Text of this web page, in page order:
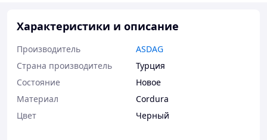
Характеристики и описание
Производитель
ASDAG
Страна производитель
Турция
Состояние
Новое
Материал
Cordura
Цвет
Черный